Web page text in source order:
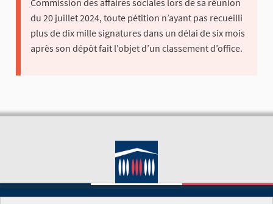
Commission des affaires sociales lors de sa réunion
du 20 juillet 2024, toute pétition n’ayant pas recueilli
plus de dix mille signatures dans un délai de six mois
après son dépôt fait l’objet d’un classement d’office.